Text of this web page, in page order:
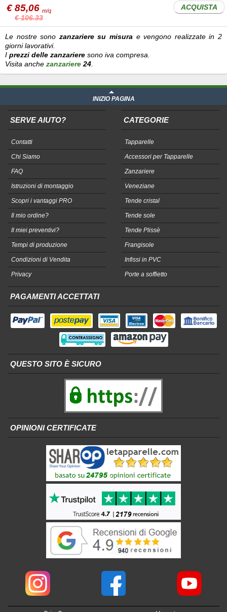
€ 85,06 m/q
€ 106.33
ACQUISTA
Le nostre sono zanzariere su misura e vengono realizzate in 2
giorni lavorativi.
I prezzi delle zanzariere sono iva compresa.
Visita anche zanzariere 24
INIZIO PAGINA
SERVE AIUTO?
Contatti
Chi Siamo
FAQ
Istruzioni di montaggio
Scopri i vantaggi PRO
Il mio ordine?
Il miei preventivi?
Tempi di produzione
Condizioni di Vendita
Privacy
CATEGORIE
Tapparelle
Accessori per Tapparelle
Zanzariere
Veneziane
Tende cristal
Tende sole
Tende Plissè
Frangisole
Infissi in PVC
Porte a soffietto
PAGAMENTI ACCETTATI
QUESTO SITO È SICURO
OPINIONI CERTIFICATE